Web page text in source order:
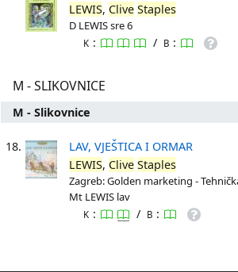
LEWIS, Clive Staples
D LEWIS sre 6
K : / B :
M - SLIKOVNICE
M - Slikovnice
18.
LAV, VJEŠTICA I ORMAR
LEWIS, Clive Staples
Zagreb: Golden marketing -
Mt LEWIS lav
K : / B :